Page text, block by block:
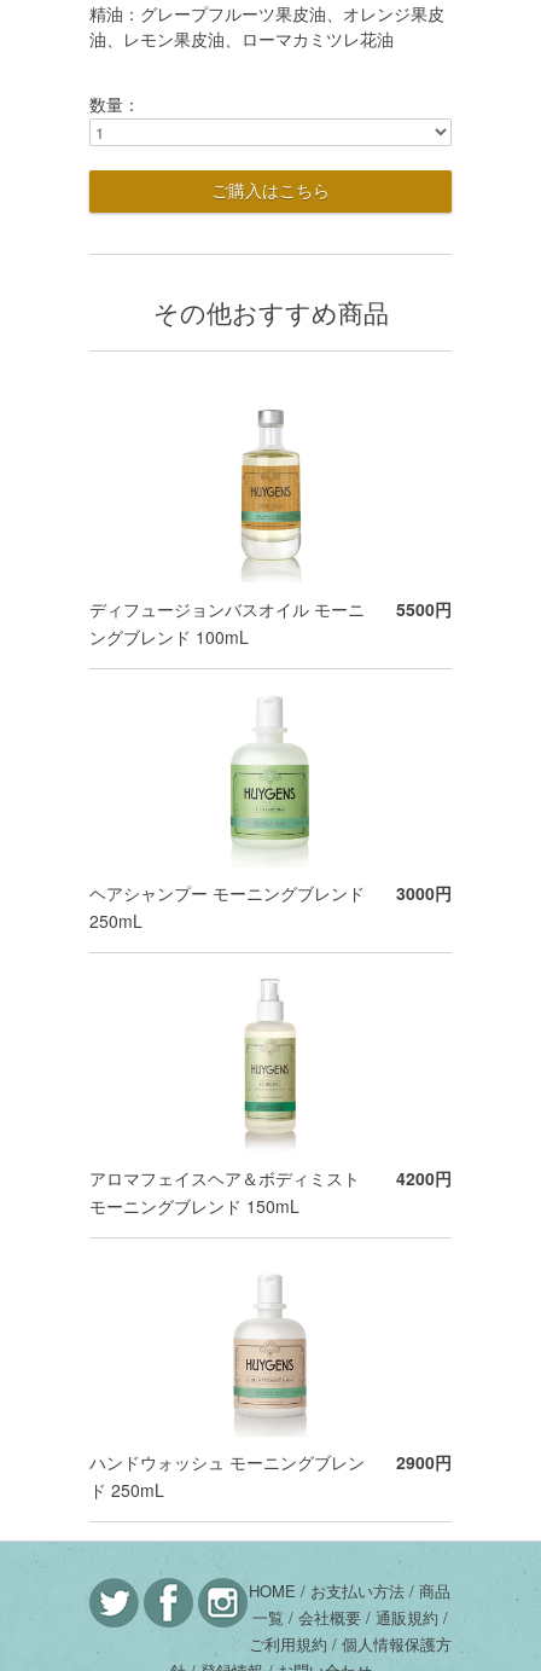
精油：グレープフルーツ果皮油、オレンジ果皮
油、レモン果皮油、ローマカミツレ花油
数量：
その他おすすめ商品
5500円
ディフュージョンバスオイル モーニ
ングブレンド 100mL
3000円
ヘアシャンプー モーニングブレンド
250mL
4200円
アロマフェイスヘア＆ボディミスト
モーニングブレンド 150mL
2900円
ハンドウォッシュ モーニングブレン
ド 250mL
HOME / お支払い方法 / 商品
一覧 / 会社概要 / 通販規約 /
ご利用規約 / 個人情報保護方